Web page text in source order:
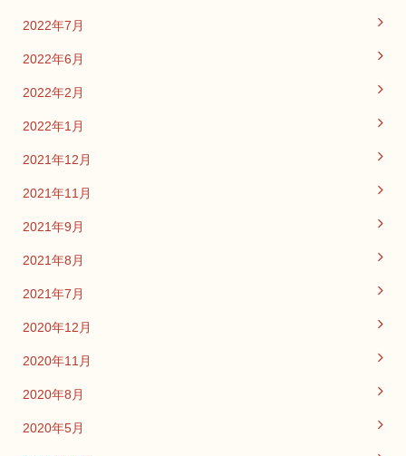
2022年7月
2022年6月
2022年2月
2022年1月
2021年12月
2021年11月
2021年9月
2021年8月
2021年7月
2020年12月
2020年11月
2020年8月
2020年5月